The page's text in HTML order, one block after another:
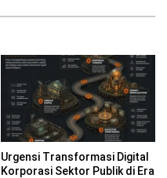
Urgensi Transformasi Digital
Korporasi Sektor Publik di Era